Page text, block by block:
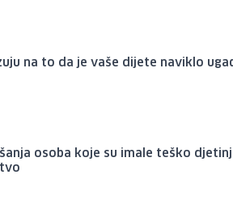
na to da je vaše dijete naviklo
osoba koje su imale teško